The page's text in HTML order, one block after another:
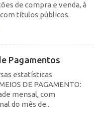
de compra e venda, à
títulos públicos.
Pagamentos
estatísticas
DE PAGAMENTO:
mensal, com
do mês de...